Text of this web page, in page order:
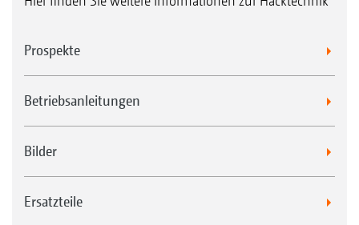
Prospekte
Betriebsanleitungen
Bilder
Ersatzteile